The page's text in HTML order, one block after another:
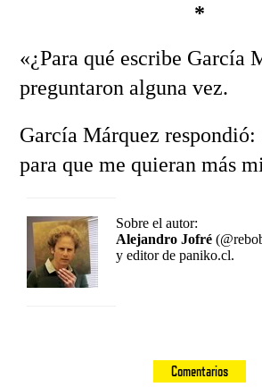
*
«¿Para qué escribe García
preguntaron alguna vez.
García Márquez respondió:
para que me quieran más
Sobre el autor:
Alejandro Jofré
y editor de paniko.cl.
Comentarios